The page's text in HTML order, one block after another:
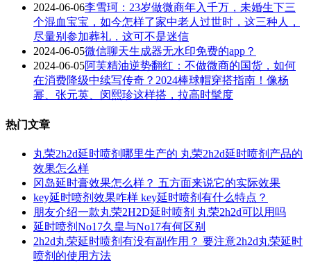
2024-06-06李雪珂：23岁做微商年入千万，未婚生下三
个混血宝宝，如今怎样了家中老人过世时，这三种人，
尽量别参加葬礼，这可不是迷信
2024-06-05微信聊天生成器无水印免费的app？
2024-06-05阿芙精油逆势翻红：不做微商的国货，如何
在消费降级中续写传奇？2024棒球帽穿搭指南！像杨
幂、张元英、闵熙珍这样搭，拉高时髦度
热门文章
丸荣2h2d延时喷剂哪里生产的 丸荣2h2d延时喷剂产品的
效果怎么样
冈岛延时膏效果怎么样？ 五方面来说它的实际效果
key延时喷剂效果咋样 key延时喷剂有什么特点？
朋友介绍一款丸荣2H2D延时喷剂 丸荣2h2d可以用吗
延时喷剂No17久皇与No17有何区别
2h2d丸荣延时喷剂有没有副作用？ 要注意2h2d丸荣延时
喷剂的使用方法